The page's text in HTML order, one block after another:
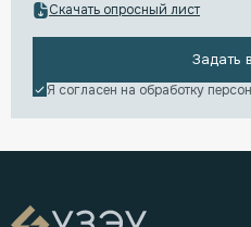
Скачать опросный лист
Задать
Я согласен на обработку